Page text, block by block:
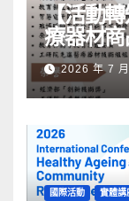
【活動
療器材商
2026 年 7
國際活動 實體講